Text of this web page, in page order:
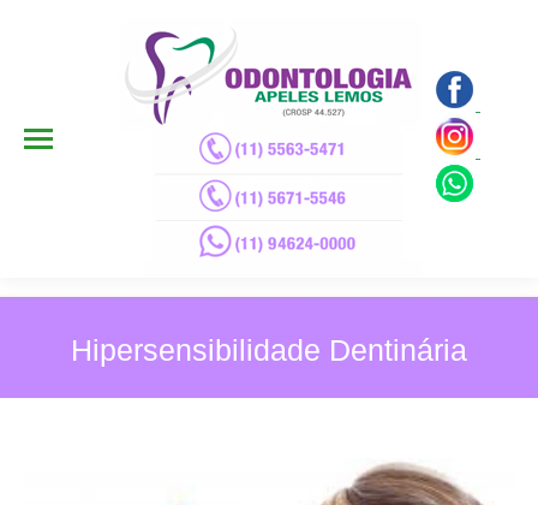
Hipersensibilidade Dentinária